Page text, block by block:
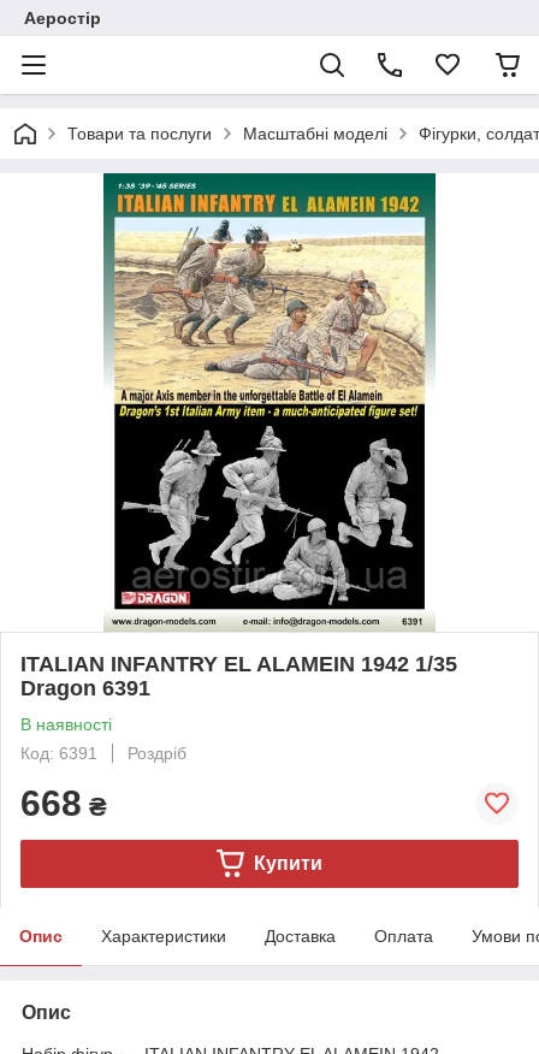
Аеростір
Товари та послуги Масштабні моделі Фігурки,
ITALIAN INFANTRY EL ALAMEIN 1942 1/35
Dragon 6391
В наявності
Код: 6391
Роздріб
668 ₴
Купити
Опис Характеристики Доставка Оплата Умови
Опис